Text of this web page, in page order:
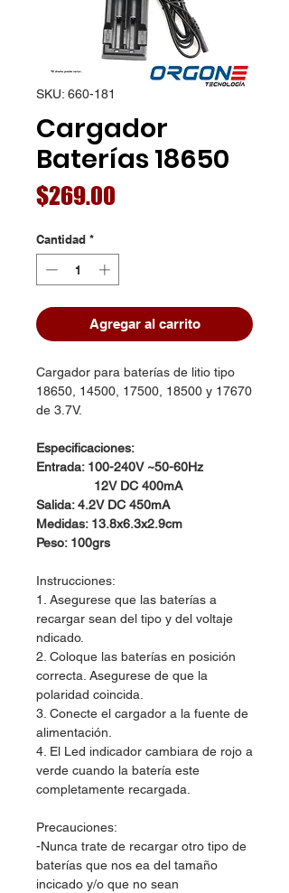
SKU: 660-181
Cargador
Baterías 18650
$269.00
Cantidad *
Agregar al carrito
Cargador para baterías de litio tipo
18650, 14500, 17500, 18500 y 17670
de 3.7V.
Especificaciones:
Entrada: 100-240V ~50-60Hz
12V DC 400mA
Salida: 4.2V DC 450mA
Medidas: 13.8x6.3x2.9cm
Peso: 100grs
Instrucciones:
1. Asegurese que las baterías a
recargar sean del tipo y del voltaje
ndicado.
2. Coloque las baterías en posición
correcta. Asegurese de que la
polaridad coincida.
3. Conecte el cargador a la fuente de
alimentación.
4. El Led indicador cambiara de rojo a
verde cuando la batería este
completamente recargada.
Precauciones:
-Nunca trate de recargar otro tipo de
baterías que nos ea del tamaño
incicado y/o que no sean